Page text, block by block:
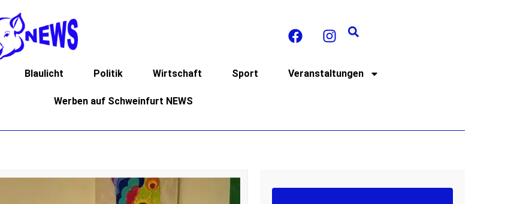
Blaulicht Politik Wirtschaft Sport Veranstaltungen
Werben auf Schweinfurt NEWS